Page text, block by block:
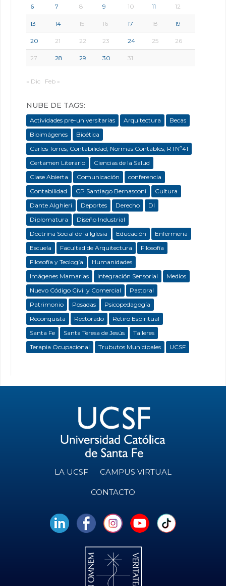
6 7 8 9 10 11 12
13 14 15 16 17 18 19
20 21 22 23 24 25 26
27 28 29 30 31
« Dic Feb »
NUBE DE TAGS:
Actividades pre-universitarias Arquitectura
Becas
Bioimágenes
Bioética
Carlos Torres; Contabilidad; Normas Contables; RTNº41
Certamen Literario
Ciencias de la Salud
Clase Abierta
Comunicación
conferencia
Contabilidad
CP Santiago Bernasconi
Cultura
Dante Alghieri
Deportes Derecho
DI
Diplomatura
Diseño Industrial
Doctrina Social de la Iglesia
Educación
Enfermeria
Escuela
Facultad de Arquitectura
Filosofía
Filosofía y Teología
Humanidades
Imágenes Mamarias
Integración Sensorial
Medios
Nuevo Código Civil y Comercial
Pastoral
Patrimonio
Posadas
Psicopedagogía
Reconquista
Rectorado
Retiro Espiritual
Santa Fe
Santa Teresa de Jesús
Talleres
Terapia Ocupacional
Trubutos Municipales UCSF
LA UCSF CAMPUS VIRTUAL
CONTACTO